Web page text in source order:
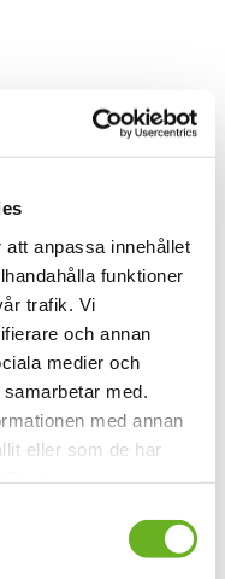
anpassa innehållet
funktioner
trafik. Vi
och annan
medier och
med.
med annan
eller som de har
Lidman